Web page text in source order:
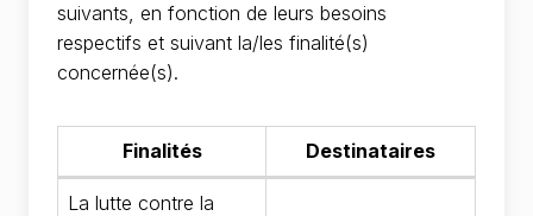
suivants, en fonction de leurs besoins
respectifs et suivant la/les finalité(s)
concernée(s).
Finalités Destinataires
La lutte contre la